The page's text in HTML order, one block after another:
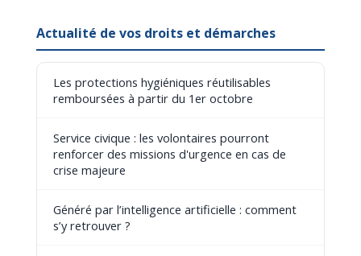
Actualité de vos droits et démarches
Les protections hygiéniques réutilisables
remboursées à partir du 1er octobre
Service civique : les volontaires pourront
renforcer des missions d'urgence en cas de
crise majeure
Généré par l’intelligence artificielle : comment
s’y retrouver ?